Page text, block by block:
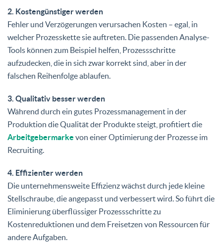
2. Kostengünstiger werden
Fehler und Verzögerungen verursachen Kosten – egal, in
welcher Prozesskette sie auftreten. Die passenden Analyse-
Tools können zum Beispiel helfen, Prozessschritte
aufzudecken, die in sich zwar korrekt sind, aber in der
falschen Reihenfolge ablaufen.
3. Qualitativ besser werden
Während durch ein gutes Prozessmanagement in der
Produktion die Qualität der Produkte steigt, profitiert die
Arbeitgebermarke von einer Optimierung der Prozesse im
Recruiting.
4. Effizienter werden
Die unternehmensweite Effizienz wächst durch jede kleine
Stellschraube, die angepasst und verbessert wird. So führt die
Eliminierung überflüssiger Prozessschritte zu
Kostenreduktionen und dem Freisetzen von Ressourcen für
andere Aufgaben.